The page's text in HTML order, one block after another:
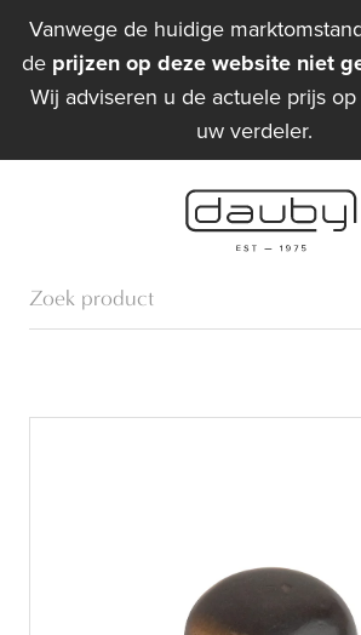
Vanwege de huidige
de prijzen op deze website niet
Wij adviseren u de actuele prijs
uw verdeler.